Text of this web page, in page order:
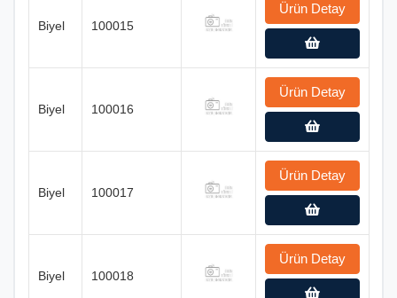
Biyel 100015
Ürün Detay
Biyel 100016
Ürün Detay
Biyel 100017
Ürün Detay
Biyel 100018
Ürün Detay